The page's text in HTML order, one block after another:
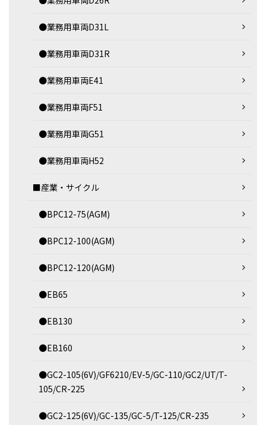
●業務用車両D31L
●業務用車両D31R
●業務用車両E41
●業務用車両F51
●業務用車両G51
●業務用車両H52
■産業・サイクル
●BPC12-75(AGM)
●BPC12-100(AGM)
●BPC12-120(AGM)
●EB65
●EB130
●EB160
●GC2-105(6V)/GF6210/EV-5/GC-110/GC2/UT/T-
105/CR-225
●GC2-125(6V)/GC-135/GC-5/T-125/CR-235